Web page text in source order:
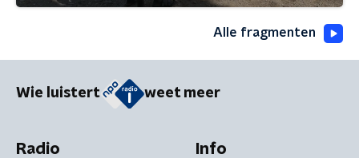
Alle fragmenten
Wie luistert weet meer
Radio Info